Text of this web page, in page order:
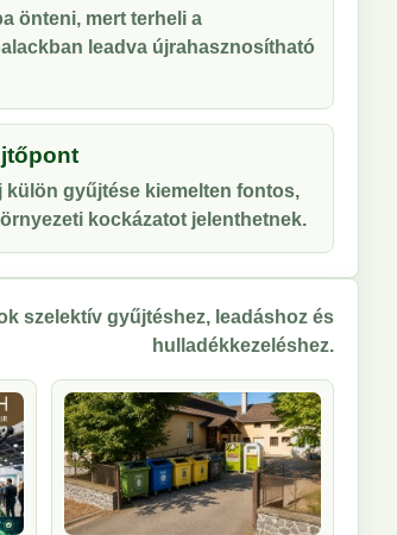
önteni, mert terheli a
leadva újrahasznosítható
külön gyűjtése kiemelten fontos,
kockázatot jelenthetnek.
szelektív gyűjtéshez, leadáshoz és
hulladékkezeléshez.